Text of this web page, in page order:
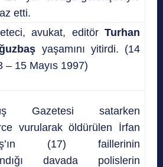
etti.
avukat, editör Turhan
yaşamını yitirdi. (14
– 15 Mayıs 1997)
Gazetesi satarken
vurularak öldürülen İrfan
(17) faillerinin
davada polislerin